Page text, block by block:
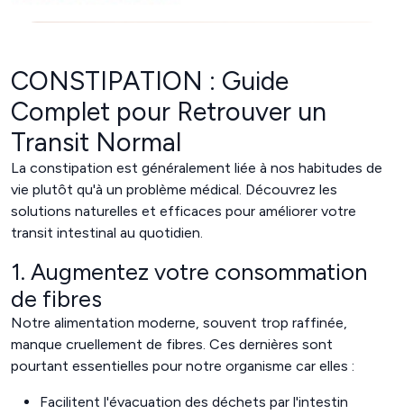
CONSTIPATION : Guide
Complet pour Retrouver un
Transit Normal
La constipation est généralement liée à nos habitudes de
vie plutôt qu'à un problème médical. Découvrez les
solutions naturelles et efficaces pour améliorer votre
transit intestinal au quotidien.
1. Augmentez votre consommation
de fibres
Notre alimentation moderne, souvent trop raffinée,
manque cruellement de fibres. Ces dernières sont
pourtant essentielles pour notre organisme car elles :
Facilitent l'évacuation des déchets par l'intestin